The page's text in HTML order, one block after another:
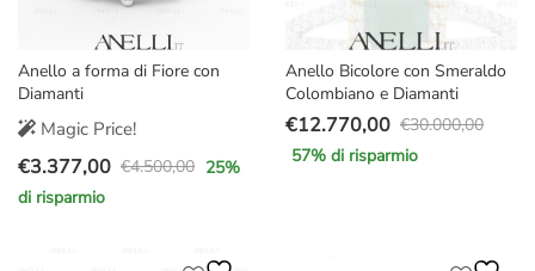
Anello a forma di Fiore con
Diamanti
Magic Price!
€4.500,00
Il
prezzo
€3.377,00
Il
prezzo
25%
di risparmio
Anello Bicolore con Smeraldo
Colombiano e Diamanti
€30.000,00
Il
prezzo
€12.770,00
Il
prezzo
57% di risparmio